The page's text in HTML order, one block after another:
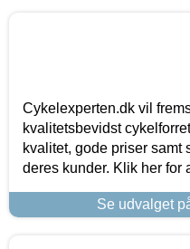
Cykelexperten.dk vil
kvalitetsbevidst
kvalitet, gode priser samt
deres kunder. Klik her for
Se udvalget